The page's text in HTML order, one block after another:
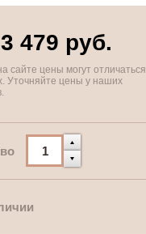
479 руб.
сайте цены могут отличаться
Уточняйте цены у наших